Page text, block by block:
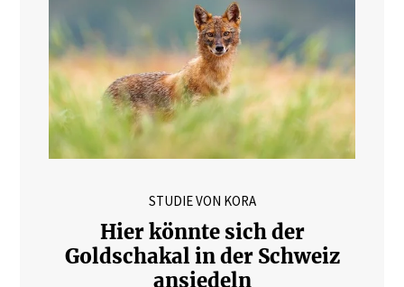
STUDIE VON KORA
Hier könnte sich der
Goldschakal in der Schweiz
ansiedeln